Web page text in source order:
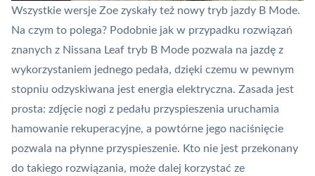
Wszystkie wersje Zoe zyskały też nowy tryb jazdy B Mode.
Na czym to polega? Podobnie jak w przypadku rozwiązań
znanych z Nissana Leaf tryb B Mode pozwala na jazdę z
wykorzystaniem jednego pedała, dzięki czemu w pewnym
stopniu odzyskiwana jest energia elektryczna. Zasada jest
prosta: zdjęcie nogi z pedału przyspieszenia uruchamia
hamowanie rekuperacyjne, a powtórne jego naciśnięcie
pozwala na płynne przyspieszenie. Kto nie jest przekonany
do takiego rozwiązania, może dalej korzystać ze